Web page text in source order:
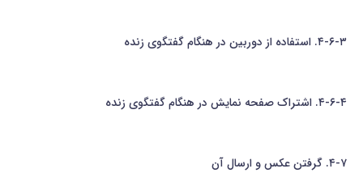
۴-۶-۳. استفاده از دوربین در هنگام گفتگوی زنده
۴-۶-۴. اشتراک صفحه نمایش در هنگام گفتگوی زنده
۴-۷. گرفتن عکس و ارسال آن